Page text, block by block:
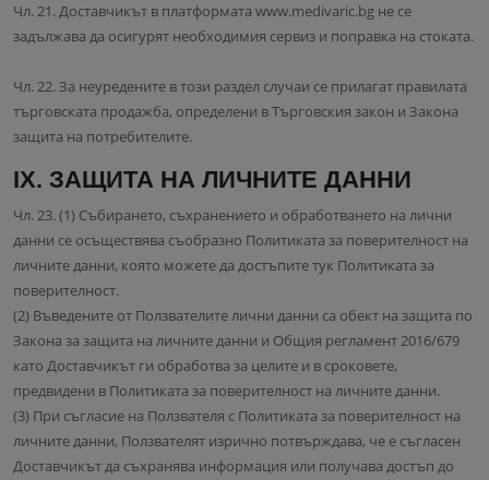
Чл. 21. Доставчикът в платформата www.medivaric.bg не се
задължава да осигурят необходимия сервиз и поправка на стоката.
Чл. 22. За неуредените в този раздел случаи се прилагат правилата
търговската продажба, определени в Търговския закон и Закона
защита на потребителите.
IX. ЗАЩИТА НА ЛИЧНИТЕ ДАННИ
Чл. 23. (1) Събирането, съхранението и обработването на лични
данни се осъществява съобразно Политиката за поверителност на
личните данни, която можете да достъпите тук Политиката за
поверителност.
(2) Въведените от Ползвателите лични данни са обект на защита по
Закона за защита на личните данни и Общия регламент 2016/679
като Доставчикът ги обработва за целите и в сроковете,
предвидени в Политиката за поверителност на личните данни.
(3) При съгласие на Ползвателя с Политиката за поверителност на
личните данни, Ползвателят изрично потвърждава, че е съгласен
Доставчикът да съхранява информация или получава достъп до